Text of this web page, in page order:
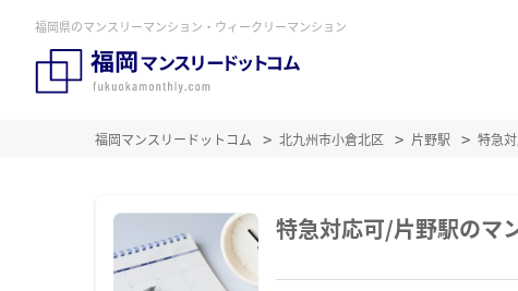
福岡県のマンスリーマンション・ウィークリーマンション
福岡マンスリードットコム 北九州市小倉北区 片野駅 特急
特急対応可/片野駅のマ